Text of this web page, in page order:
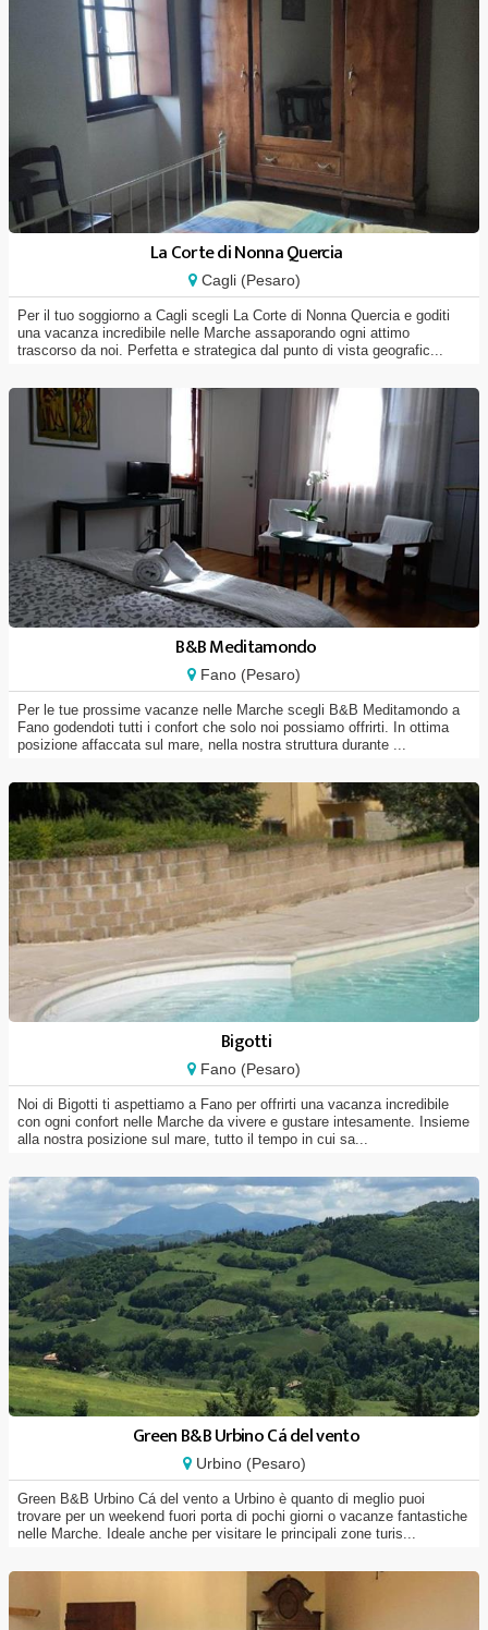
La Corte di Nonna Quercia
Cagli (Pesaro)
Per il tuo soggiorno a Cagli scegli La Corte di Nonna Quercia e goditi
una vacanza incredibile nelle Marche assaporando ogni attimo
trascorso da noi. Perfetta e strategica dal punto di vista geografic...
B&B Meditamondo
Fano (Pesaro)
Per le tue prossime vacanze nelle Marche scegli B&B Meditamondo a
Fano godendoti tutti i confort che solo noi possiamo offrirti. In ottima
posizione affaccata sul mare, nella nostra struttura durante ...
Bigotti
Fano (Pesaro)
Noi di Bigotti ti aspettiamo a Fano per offrirti una vacanza incredibile
con ogni confort nelle Marche da vivere e gustare intesamente. Insieme
alla nostra posizione sul mare, tutto il tempo in cui sa...
Green B&B Urbino Cá del vento
Urbino (Pesaro)
Green B&B Urbino Cá del vento a Urbino è quanto di meglio puoi
trovare per un weekend fuori porta di pochi giorni o vacanze fantastiche
nelle Marche. Ideale anche per visitare le principali zone turis...